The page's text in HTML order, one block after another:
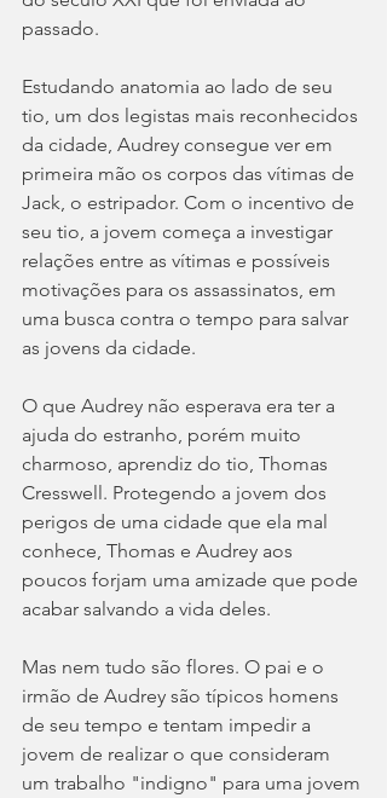
passado.
Estudando anatomia ao lado de seu
tio, um dos legistas mais reconhecidos
da cidade, Audrey consegue ver em
primeira mão os corpos das vítimas de
Jack, o estripador. Com o incentivo de
seu tio, a jovem começa a investigar
relações entre as vítimas e possíveis
motivações para os assassinatos, em
uma busca contra o tempo para salvar
as jovens da cidade.
O que Audrey não esperava era ter a
ajuda do estranho, porém muito
charmoso, aprendiz do tio, Thomas
Cresswell. Protegendo a jovem dos
perigos de uma cidade que ela mal
conhece, Thomas e Audrey aos
poucos forjam uma amizade que pode
acabar salvando a vida deles.
Mas nem tudo são flores. O pai e o
irmão de Audrey são típicos homens
de seu tempo e tentam impedir a
jovem de realizar o que consideram
um trabalho "indigno" para uma jovem